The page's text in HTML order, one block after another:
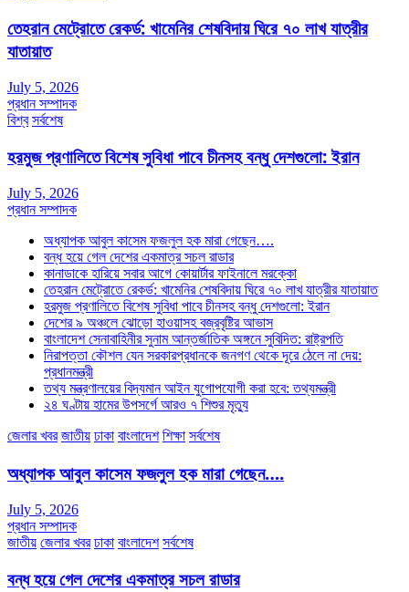
তেহরান মেট্রোতে রেকর্ড: খামেনির শেষবিদায় ঘিরে ৭০ লাখ যাত্রীর
যাতায়াত
July 5, 2026
প্রধান সম্পাদক
বিশ্ব সর্বশেষ
হরমুজ প্রণালিতে বিশেষ সুবিধা পাবে চীনসহ বন্ধু দেশগুলো: ইরান
July 5, 2026
প্রধান সম্পাদক
অধ্যাপক আবুল কাসেম ফজলুল হক মারা গেছেন….
বন্ধ হয়ে গেল দেশের একমাত্র সচল রাডার
কানাডাকে হারিয়ে সবার আগে কোয়ার্টার ফাইনালে মরক্কো
তেহরান মেট্রোতে রেকর্ড: খামেনির শেষবিদায় ঘিরে ৭০ লাখ যাত্রীর যাতায়াত
হরমুজ প্রণালিতে বিশেষ সুবিধা পাবে চীনসহ বন্ধু দেশগুলো: ইরান
দেশের ৯ অঞ্চলে ঝোড়ো হাওয়াসহ বজ্রবৃষ্টির আভাস
বাংলাদেশ সেনাবাহিনীর সুনাম আন্তর্জাতিক অঙ্গনে সুবিদিত: রাষ্ট্রপতি
নিরাপত্তা কৌশল যেন সরকারপ্রধানকে জনগণ থেকে দূরে ঠেলে না দেয়:
প্রধানমন্ত্রী
তথ্য মন্ত্রণালয়ের বিদ্যমান আইন যুগোপযোগী করা হবে: তথ্যমন্ত্রী
২৪ ঘণ্টায় হামের উপসর্গে আরও ৭ শিশুর মৃত্যু
জেলার খবর জাতীয় ঢাকা বাংলাদেশ শিক্ষা সর্বশেষ
অধ্যাপক আবুল কাসেম ফজলুল হক মারা গেছেন….
July 5, 2026
প্রধান সম্পাদক
জাতীয় জেলার খবর ঢাকা বাংলাদেশ সর্বশেষ
বন্ধ হয়ে গেল দেশের একমাত্র সচল রাডার